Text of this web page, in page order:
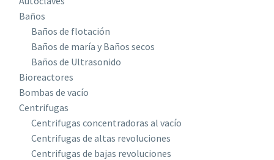
Baños
Baños de flotación
Baños de maría y Baños secos
Baños de Ultrasonido
Bioreactores
Bombas de vacío
Centrifugas
Centrifugas concentradoras al vacío
Centrifugas de altas revoluciones
Centrifugas de bajas revoluciones